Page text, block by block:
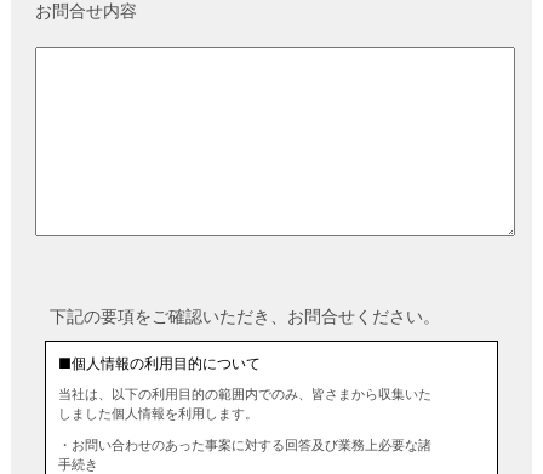
お問合せ内容
下記の要項をご確認いただき、お問合せください。
■個人情報の利用目的について
当社は、以下の利用目的の範囲内でのみ、皆さまから収集いた
しました個人情報を利用します。
・お問い合わせのあった事案に対する回答及び業務上必要な諸
手続き